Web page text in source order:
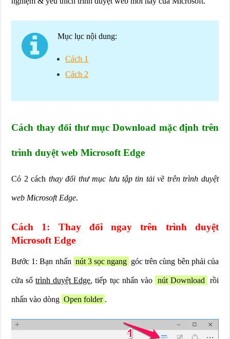
Mục lục nội dung:
Cách 1
Cách 2
Cách thay đổi thư mục Download mặc định trên
trình duyệt web Microsoft Edge
Có 2 cách thay đổi thư mục lưu tập tin tải về trên trình duyệt
web Microsoft Edge.
Cách 1: Thay đổi ngay trên trình duyệt
Microsoft Edge
Bước 1: Bạn nhấn nút 3 sọc ngang góc trên cùng bên phải của
cửa sổtrình duyệt Edge, tiếp tục nhấn vào nút Download rồi
nhấn vào dòng Open folder .